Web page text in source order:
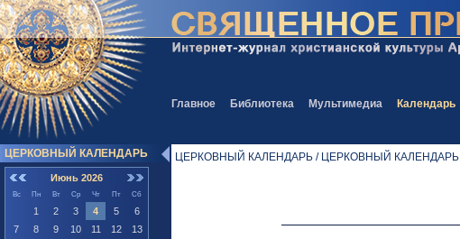
Главное Библиотека Мультимедиа Календарь
ЦЕРКОВНЫЙ КАЛЕНДАРЬ
Июнь 2026
Вс Пн Вт Ср Чт Пт Сб
1 2 3 4 5
6
7
8 9 10 11 12
13
ЦЕРКОВНЫЙ КАЛЕНДАРЬ / ЦЕРКОВНЫЙ КАЛЕНДАРЬ